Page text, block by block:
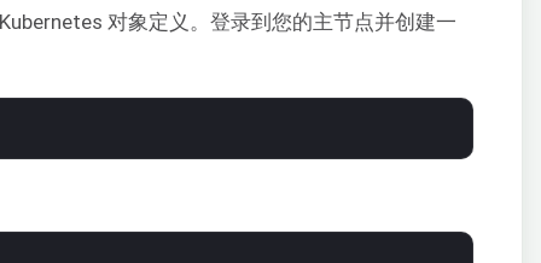
对象定义。登录到您的主节点并创建一